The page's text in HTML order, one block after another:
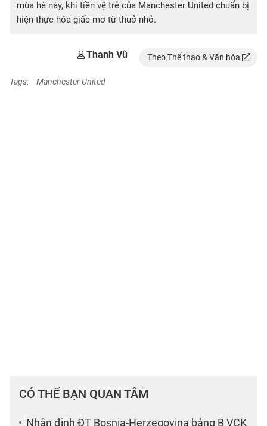
mùa hè này, khi tiền vệ trẻ của Manchester United chuẩn bị
hiện thực hóa giấc mơ từ thuở nhỏ.
Thanh Vũ Theo Thể thao & Văn hóa
Tags: Manchester United
CÓ THỂ BẠN QUAN TÂM
Nhận định ĐT Bosnia-Herzegovina bảng B VCK